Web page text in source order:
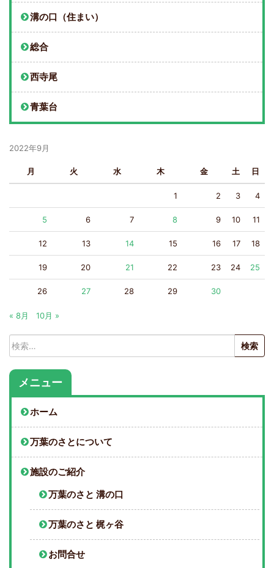
溝の口（住まい）
総合
西寺尾
青葉台
2022年9月
月 火 水 木 金 土 日
1 2 3 4
5 6 7 8 9 10 11
12 13 14 15 16 17 18
19 20 21 22 23 24 25
26 27 28 29 30
« 8月 10月 »
検
索:
メニュー
ホーム
万葉のさとについて
施設のご紹介
万葉のさと 溝の口
万葉のさと 梶ヶ谷
お問合せ